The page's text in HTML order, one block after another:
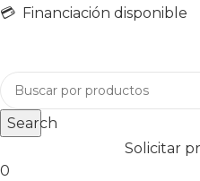
💳 Financiación disponible
Search
Solicitar
0